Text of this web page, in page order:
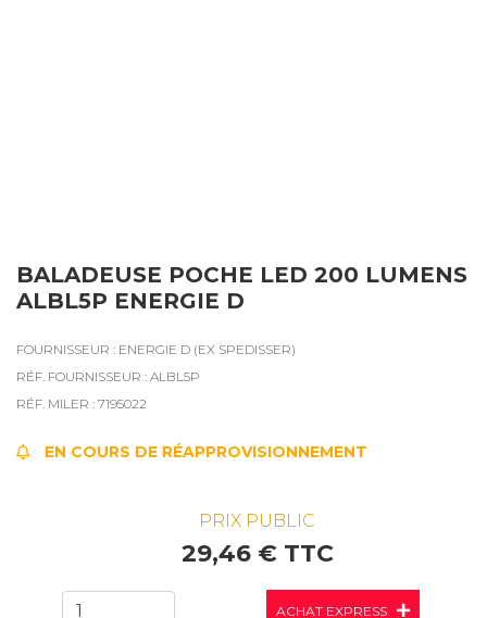
BALADEUSE POCHE LED 200 LUMENS
ALBL5P ENERGIE D
FOURNISSEUR : ENERGIE D (EX SPEDISSER)
RÉF. FOURNISSEUR : ALBL5P
RÉF. MILER : 7195022
EN COURS DE RÉAPPROVISIONNEMENT
PRIX PUBLIC
29,46 € TTC
ACHAT EXPRESS